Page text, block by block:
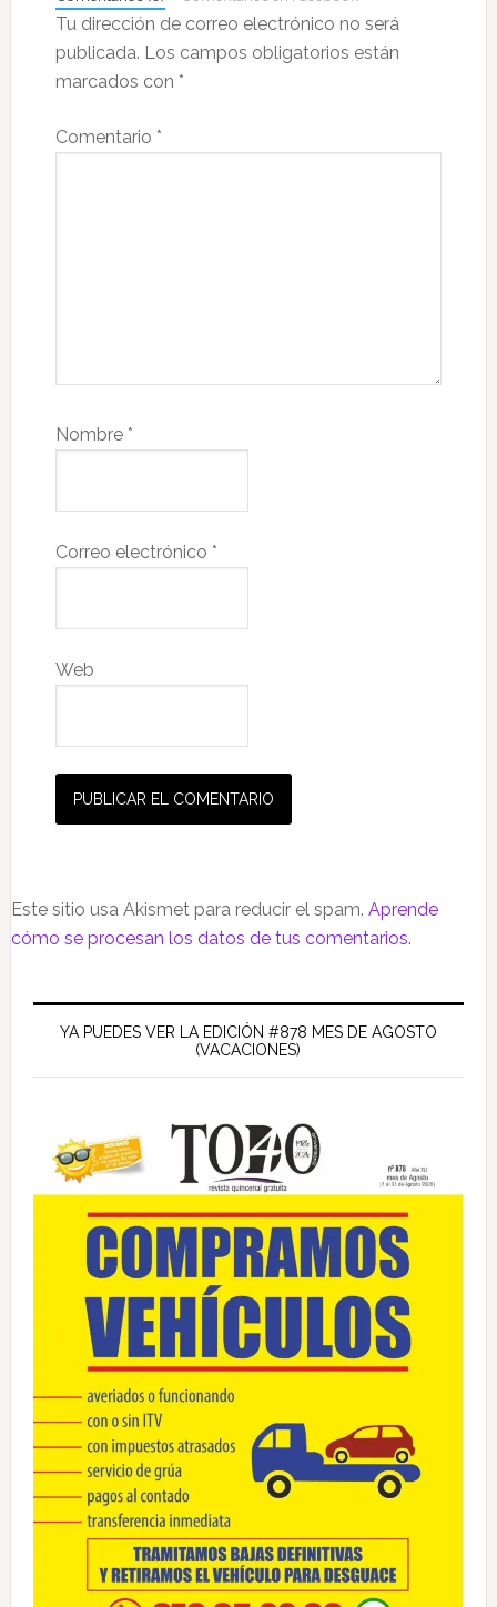
lectores
Tu dirección de correo electrónico no será
publicada. Los campos obligatorios están
marcados con *
Comentario *
Nombre *
Correo electrónico *
Web
Este sitio usa Akismet para reducir el spam. Aprende
cómo se procesan los datos de tus comentarios.
Barra
lateral
principal
YA PUEDES VER LA EDICIÓN #878 MES DE AGOSTO
(VACACIONES)